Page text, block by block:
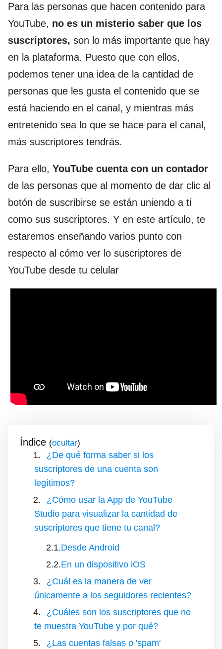
Para las personas que hacen contenido para
YouTube, no es un misterio saber que los
suscriptores, son lo más importante que hay
en la plataforma. Puesto que con ellos,
podemos tener una idea de la cantidad de
personas que les gusta el contenido que se
está haciendo en el canal, y mientras más
entretenido sea lo que se hace para el canal,
más suscriptores tendrás.
Para ello, YouTube cuenta con un contador
de las personas que al momento de dar clic al
botón de suscribirse se están uniendo a ti
como sus suscriptores. Y en este artículo, te
estaremos enseñando varios punto con
respecto al cómo ver lo suscriptores de
YouTube desde tu celular
Índice ( )
¿De qué forma saber si los
suscriptores de una cuenta son
legítimos?
¿Cómo usar la App de YouTube
Studio para visualizar la cantidad de
suscriptores que tiene tu canal?
Desde Android
En un dispositivo iOS
¿Cuál es la manera de ver
únicamente a los seguidores recientes?
¿Cuáles son los suscriptores que no
te muestra YouTube y por qué?
¿Las cuentas falsas o 'spam'